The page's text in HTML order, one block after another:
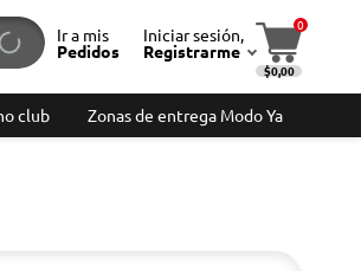
Ir a mis
Pedidos
Iniciar sesión,
Registrarme
0
$0,00
club Zonas de entrega Modo Ya